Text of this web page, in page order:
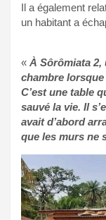
Il a également
un habitant a
« À Sôrômiata 2,
chambre
C’est une table
sauvé la vie. Il
avait d’abord
que les murs ne